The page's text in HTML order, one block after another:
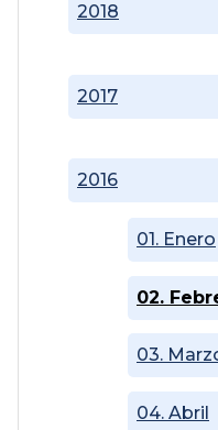
2016
01. Enero
02.
03.
04. Abril
2017
2018